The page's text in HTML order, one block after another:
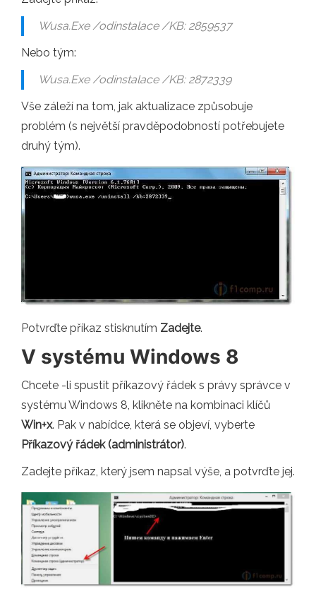
Wusa.Exe /odinstalace /KB: 2859537
Nebo tým:
Wusa.Exe /odinstalace /KB: 2872339
Vše záleží na tom, jak aktualizace způsobuje
problém (s největší pravděpodobností potřebujete
druhý tým).
Potvrďte příkaz stisknutím Zadejte.
V systému Windows 8
Chcete -li spustit příkazový řádek s právy správce v
systému Windows 8, klikněte na kombinaci klíčů
Win+x. Pak v nabídce, která se objeví, vyberte
Příkazový řádek (administrátor).
Zadejte příkaz, který jsem napsal výše, a potvrďte jej.